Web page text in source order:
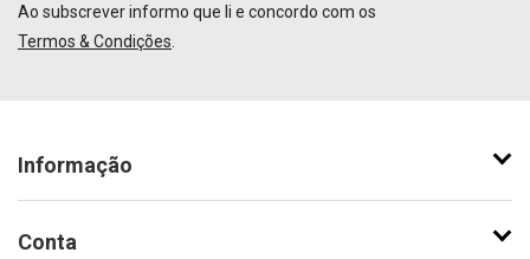
Ao subscrever informo que li e concordo com os
Termos & Condições
Informação
Conta